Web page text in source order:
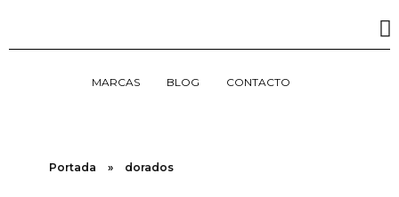
MARCAS BLOG CONTACTO
Portada » dorados